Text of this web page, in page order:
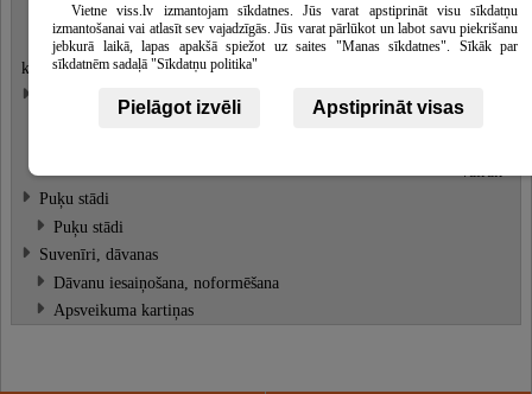
vairāk
Sēru pušķi, ziedi, bēru ziedu
kompozīcijas
Skatīt
Puķu stādi
Puķu stādi
Suvenīri, dāvanas
Dāvanu iesaiņošana, noformēšana
Apsveikuma kartiņas
Vietne viss.lv izmantojam sīkdatnes. Jūs varat apstiprināt visu sīkdatņu
izmantošanai vai atlasīt sev vajadzīgās. Jūs varat pārlūkot un labot savu piekrišanu
jebkurā laikā, lapas apakšā spiežot uz saites "Manas sīkdatnes". Sīkāk par
sīkdatnēm sadaļā "Sīkdatņu politika"
Pielāgot izvēli Apstiprināt visas